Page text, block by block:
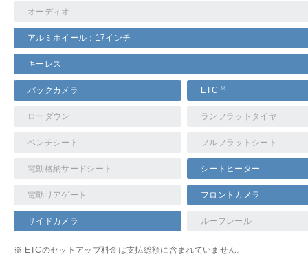
オーディオ
アルミホイール：17インチ
キーレス
バックカメラ ETC ※
ローダウン ランフラットタイヤ
ベンチシート フルフラットシート
電動格納サードシート シートヒーター
電動リアゲート フロントカメラ
サイドカメラ ルーフレール
※ ETCのセットアップ料金は支払総額に含まれていません。